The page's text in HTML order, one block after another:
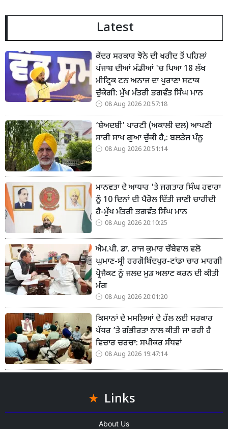
Latest
ਕੇਂਦਰ ਸਰਕਾਰ ਝੋਨੇ ਦੀ ਖਰੀਦ ਤੋਂ ਪਹਿਲਾਂ
ਪੰਜਾਬ ਦੀਆਂ ਮੰਡੀਆਂ 'ਚ ਪਿਆ 18 ਲੱਖ
ਮੀਟ੍ਰਿਕ ਟਨ ਅਨਾਜ ਦਾ ਪੁਰਾਣਾ ਸਟਾਕ
ਚੁੱਕੇਗੀ: ਮੁੱਖ ਮੰਤਰੀ ਭਗਵੰਤ ਸਿੰਘ ਮਾਨ
08 Aug 2026 20:57:18
‘ਬੇਅਦਬੀ’ ਪਾਰਟੀ (ਅਕਾਲੀ ਦਲ) ਆਪਣੀ
ਸਾਰੀ ਸਾਖ ਗੁਆ ਚੁੱਕੀ ਹੈ,: ਬਲਤੇਜ ਪੰਨੂ
08 Aug 2026 20:51:14
ਮਾਨਵਤਾ ਦੇ ਆਧਾਰ 'ਤੇ ਜਗਤਾਰ ਸਿੰਘ ਹਵਾਰਾ
ਨੂੰ 10 ਦਿਨਾਂ ਦੀ ਪੈਰੋਲ ਦਿੱਤੀ ਜਾਣੀ ਚਾਹੀਦੀ
ਹੈ-ਮੁੱਖ ਮੰਤਰੀ ਭਗਵੰਤ ਸਿੰਘ ਮਾਨ
08 Aug 2026 20:10:25
ਐਮ.ਪੀ. ਡਾ. ਰਾਜ ਕੁਮਾਰ ਚੱਬੇਵਾਲ ਵਲੋ
ਘੁਮਾਣ-ਸ੍ਰੀ ਹਰਗੋਬਿੰਦਪੁਰ-ਟਾਂਡਾ ਚਾਰ ਮਾਰਗੀ
ਪ੍ਰੋਜੈਕਟ ਨੂੰ ਜਲਦ ਮੁੜ ਅਲਾਟ ਕਰਨ ਦੀ ਕੀਤੀ
ਮੰਗ
08 Aug 2026 20:01:20
ਕਿਸਾਨਾਂ ਦੇ ਮਸਲਿਆਂ ਦੇ ਹੱਲ ਲਈ ਸਰਕਾਰ
ਪੱਧਰ ’ਤੇ ਗੰਭੀਰਤਾ ਨਾਲ ਕੀਤੀ ਜਾ ਰਹੀ ਹੈ
ਵਿਚਾਰ ਚਰਚਾ: ਸਪੀਕਰ ਸੰਧਵਾਂ
08 Aug 2026 19:47:14
Links
About Us